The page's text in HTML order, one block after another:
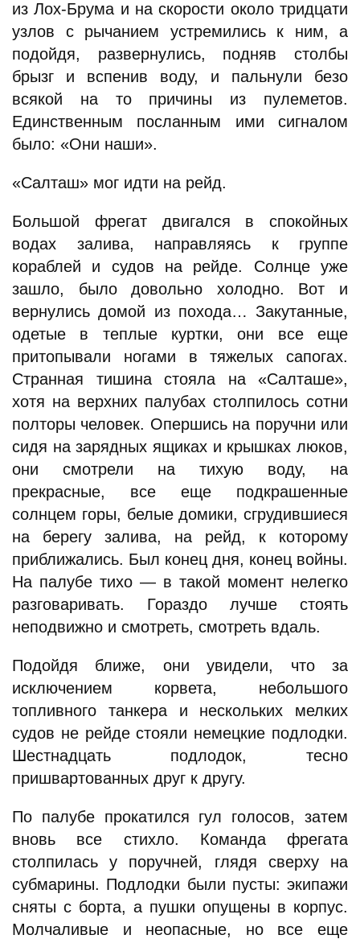
из Лох-Брума и на скорости около тридцати
узлов с рычанием устремились к ним, а
подойдя, развернулись, подняв столбы
брызг и вспенив воду, и пальнули безо
всякой на то причины из пулеметов.
Единственным посланным ими сигналом
было: «Они наши».
«Салташ» мог идти на рейд.
Большой фрегат двигался в спокойных
водах залива, направляясь к группе
кораблей и судов на рейде. Солнце уже
зашло, было довольно холодно. Вот и
вернулись домой из похода… Закутанные,
одетые в теплые куртки, они все еще
притопывали ногами в тяжелых сапогах.
Странная тишина стояла на «Салташе»,
хотя на верхних палубах столпилось сотни
полторы человек. Опершись на поручни или
сидя на зарядных ящиках и крышках люков,
они смотрели на тихую воду, на
прекрасные, все еще подкрашенные
солнцем горы, белые домики, сгрудившиеся
на берегу залива, на рейд, к которому
приближались. Был конец дня, конец войны.
На палубе тихо — в такой момент нелегко
разговаривать. Гораздо лучше стоять
неподвижно и смотреть, смотреть вдаль.
Подойдя ближе, они увидели, что за
исключением корвета, небольшого
топливного танкера и нескольких мелких
судов не рейде стояли немецкие подлодки.
Шестнадцать подлодок, тесно
пришвартованных друг к другу.
По палубе прокатился гул голосов, затем
вновь все стихло. Команда фрегата
столпилась у поручней, глядя сверху на
субмарины. Подлодки были пусты: экипажи
сняты с борта, а пушки опущены в корпус.
Молчаливые и неопасные, но все еще